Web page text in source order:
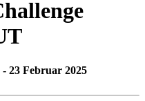
23 Februar 2025